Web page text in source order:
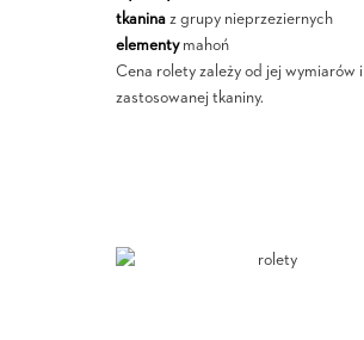
tkaninaz grupy nieprzeziernych
elementymahoń
Cena rolety zależy od jej wymiarów i
zastosowanej tkaniny.